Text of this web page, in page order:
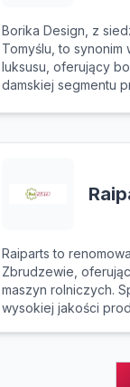
Borika Design, z
Tomyślu, to
luksusu, oferujący
damskiej segmentu
Raiparts to
Zbrudzewie,
maszyn rolniczych.
wysokiej jakości